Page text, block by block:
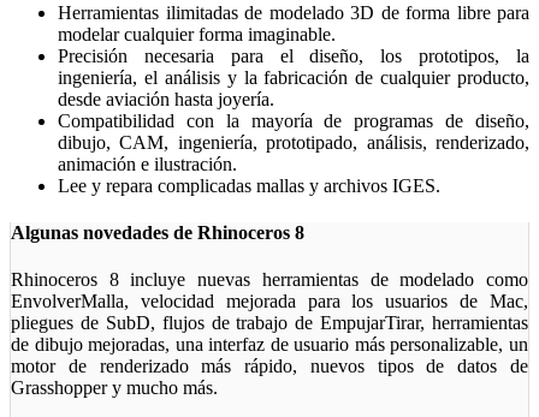
Herramientas ilimitadas de modelado 3D de forma libre para
modelar cualquier forma imaginable.
Precisión necesaria para el diseño, los prototipos, la
ingeniería, el análisis y la fabricación de cualquier producto,
desde aviación hasta joyería.
Compatibilidad con la mayoría de programas de diseño,
dibujo, CAM, ingeniería, prototipado, análisis, renderizado,
animación e ilustración.
Lee y repara complicadas mallas y archivos IGES.
Algunas novedades de Rhinoceros 8
Rhinoceros 8 incluye nuevas herramientas de modelado como
EnvolverMalla, velocidad mejorada para los usuarios de Mac,
pliegues de SubD, flujos de trabajo de EmpujarTirar, herramientas
de dibujo mejoradas, una interfaz de usuario más personalizable, un
motor de renderizado más rápido, nuevos tipos de datos de
Grasshopper y mucho más.